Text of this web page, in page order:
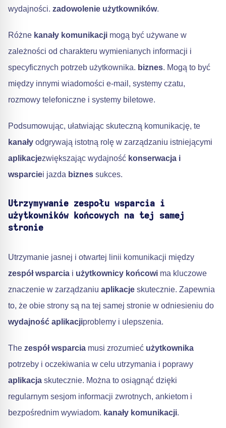
wydajności. zadowolenie użytkowników.
Różne kanały komunikacji mogą być używane w
zależności od charakteru wymienianych informacji i
specyficznych potrzeb użytkownika. biznes. Mogą to być
między innymi wiadomości e-mail, systemy czatu,
rozmowy telefoniczne i systemy biletowe.
Podsumowując, ułatwiając skuteczną komunikację, te
kanały odgrywają istotną rolę w zarządzaniu istniejącymi
aplikacjezwiększając wydajność konserwacja i
wsparciei jazda biznes sukces.
Utrzymywanie zespołu wsparcia i
użytkowników końcowych na tej samej
stronie
Utrzymanie jasnej i otwartej linii komunikacji między
zespół wsparcia i użytkownicy końcowi ma kluczowe
znaczenie w zarządzaniu aplikacje skutecznie. Zapewnia
to, że obie strony są na tej samej stronie w odniesieniu do
wydajność aplikacjiproblemy i ulepszenia.
The zespół wsparcia musi zrozumieć użytkownika
potrzeby i oczekiwania w celu utrzymania i poprawy
aplikacja skutecznie. Można to osiągnąć dzięki
regularnym sesjom informacji zwrotnych, ankietom i
bezpośrednim wywiadom. kanały komunikacji.